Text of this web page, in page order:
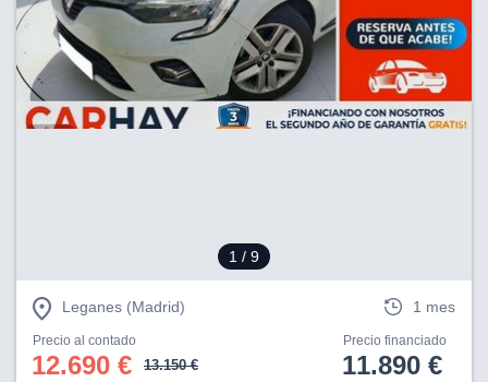
1 / 9
Leganes (Madrid) 1 mes
Precio al contado
12.690 € 13.150 €
Precio financiado
11.890 €